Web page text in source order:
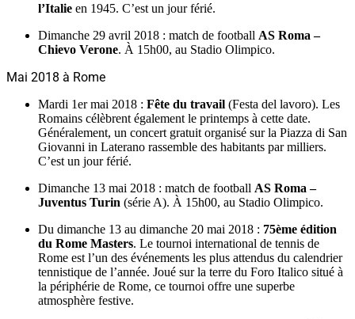
l’Italie en 1945. C’est un jour férié.
Dimanche 29 avril 2018 : match de football AS Roma –
Chievo Verone. À 15h00, au Stadio Olimpico.
Mai 2018 à Rome
Mardi 1er mai 2018 : Fête du travail (Festa del lavoro). Les
Romains célèbrent également le printemps à cette date.
Généralement, un concert gratuit organisé sur la Piazza di San
Giovanni in Laterano rassemble des habitants par milliers.
C’est un jour férié.
Dimanche 13 mai 2018 : match de football AS Roma –
Juventus Turin (série A). À 15h00, au Stadio Olimpico.
Du dimanche 13 au dimanche 20 mai 2018 : 75ème édition
du Rome Masters. Le tournoi international de tennis de
Rome est l’un des événements les plus attendus du calendrier
tennistique de l’année. Joué sur la terre du Foro Italico situé à
la périphérie de Rome, ce tournoi offre une superbe
atmosphère festive.